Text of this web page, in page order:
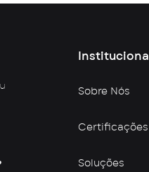
Institucional
Sobre Nós
Certificações
Soluções